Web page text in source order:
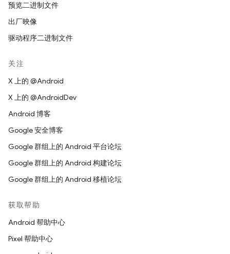
预览二进制文件
出厂映像
驱动程序二进制文件
关注
X 上的 @Android
X 上的 @AndroidDev
Android 博客
Google 安全博客
Google 群组上的 Android 平台论坛
Google 群组上的 Android 构建论坛
Google 群组上的 Android 移植论坛
获取帮助
Android 帮助中心
Pixel 帮助中心